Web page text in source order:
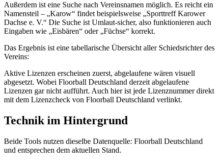
Außerdem ist eine Suche nach Vereinsnamen möglich. Es reicht ein
Namensteil – „Karow“ findet beispielsweise „Sporttreff Karower
Dachse e. V.“ Die Suche ist Umlaut-sicher, also funktionieren auch
Eingaben wie „Eisbären“ oder „Füchse“ korrekt.
Das Ergebnis ist eine tabellarische Übersicht aller Schiedsrichter des
Vereins:
Aktive Lizenzen erscheinen zuerst, abgelaufene wären visuell
abgesetzt. Wobei Floorball Deutschland derzeit abgelaufene
Lizenzen gar nicht aufführt. Auch hier ist jede Lizenznummer direkt
mit dem Lizenzcheck von Floorball Deutschland verlinkt.
Technik im Hintergrund
Beide Tools nutzen dieselbe Datenquelle: Floorball Deutschland
und entsprechen dem aktuellen Stand.